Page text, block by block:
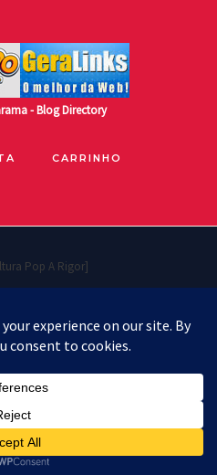
- Blog Directory
CARRINHO
Pop A Rigor]
privacidade
Policy